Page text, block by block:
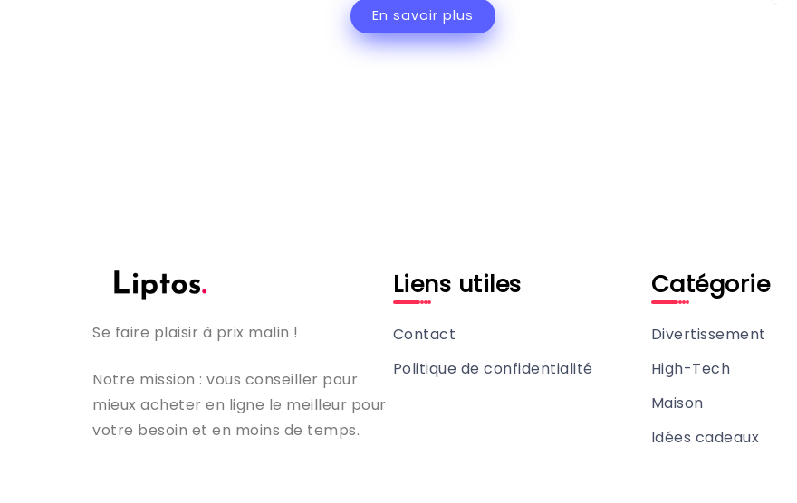
En savoir plus
Se faire plaisir à prix malin !
Notre mission : vous conseiller pour
mieux acheter en ligne le meilleur pour
votre besoin et en moins de temps.
Liens utiles
Contact
Politique de confidentialité
Catégorie
Divertissement
High-Tech
Maison
Idées cadeaux